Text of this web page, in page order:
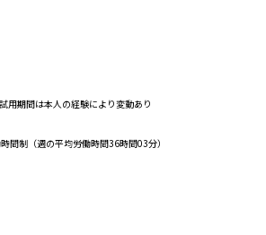
期間は本人の経験により変動あり
制（週の平均労働時間36時間03分）